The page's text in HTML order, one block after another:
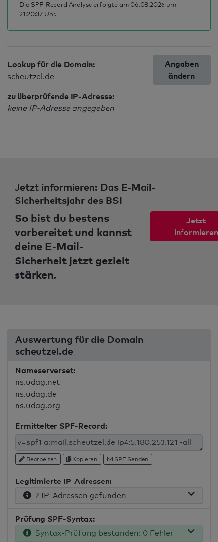
Die SPF-Record Analyse erfolgte am 06.08.2026 um
21:20:37 Uhr.
Lookup für die Domain:
scheutzel.de
zu überprüfende IP-Adresse:
keine IP-Adresse angegeben
Angaben
ändern
Jetzt informieren: Das E-Mail-
Sicherheitsjahr des BSI
So bist du bestens
vorbereitet und kannst
deine E-Mail-
Sicherheit jetzt gezielt
stärken.
Jetzt
informieren
Auswertung für die Domain
scheutzel.de
Nameserverset:
ns.udag.net
ns.udag.de
ns.udag.org
Ermittelter SPF-Record:
Bearbeiten Kopieren SPF Senden
Legitimierte IP-Adressen:
2 IP-Adressen gefunden
Prüfung SPF-Syntax:
Syntax-Prüfung bestanden: 0 Fehler